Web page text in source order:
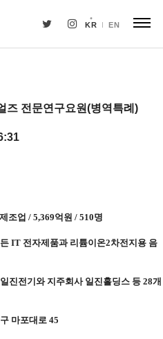
KR EN
즈 전문연구요원(병역특례)
조업 / 5,369억원 / 510명
IT 전자제품과 리튬이온2차전지용 음
진전기와 지주회사 일진홀딩스 등 28개
마포대로 45